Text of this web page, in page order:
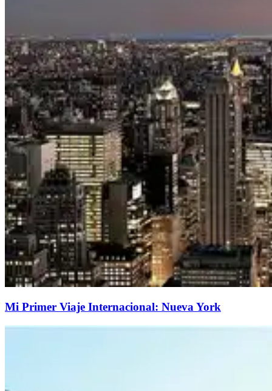
Mi Primer Viaje Internacional: Nueva York